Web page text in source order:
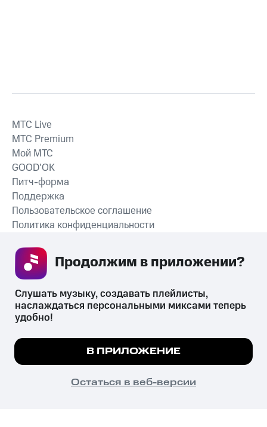
СКАЧАТЬ ПРИЛОЖЕНИЕ
MTС Live
MTС Premium
Мой МТС
GOOD’OK
Питч-форма
Поддержка
Пользовательское соглашение
Политика конфиденциальности
психотропных веществ, их аналогов причиняет вред здоровью,
их незаконный оборот запрещён и влечёт установленную
законодательством ответственность.
© 2026 ООО «КИОН».
Все права защищены
Мы используем куки, чтобы на сайте все
Подробнее
ПОНЯТНО
Слушать музыку, создавать плейлисты,
наслаждаться персональными миксами теперь
удобно!
В ПРИЛОЖЕНИЕ
Остаться в веб-версии